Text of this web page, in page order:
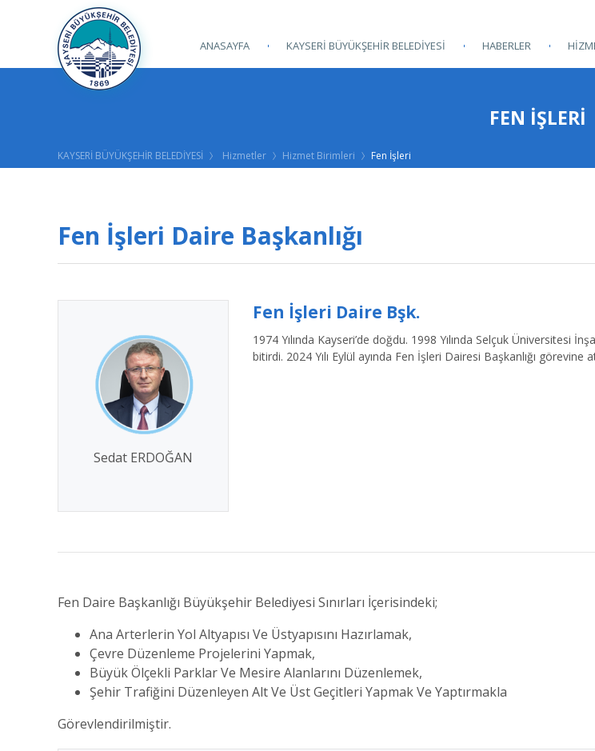
ANASAYFA KAYSERİ BÜYÜKŞEHİR BELEDİYESİ HABERLER
FEN İŞLERI
KAYSERİ BÜYÜKŞEHİR BELEDİYESİ Hizmetler Hizmet Birimleri Fen İşleri
Fen İşleri Daire Başkanlığı
Sedat ERDOĞAN
Fen İşleri Daire Bşk.
1974 Yılında Kayseri’de doğdu. 1998 Yılında Selçuk Üniversitesi
bitirdi. 2024 Yılı Eylül ayında Fen İşleri Dairesi Başkanlığı görevine
Fen Daire Başkanlığı Büyükşehir Belediyesi Sınırları İçerisindeki;
Ana Arterlerin Yol Altyapısı Ve Üstyapısını Hazırlamak,
Çevre Düzenleme Projelerini Yapmak,
Büyük Ölçekli Parklar Ve Mesire Alanlarını Düzenlemek,
Şehir Trafiğini Düzenleyen Alt Ve Üst Geçitleri Yapmak Ve Yaptırmakla
Görevlendirilmiştir.